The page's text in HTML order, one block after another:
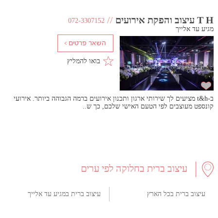
T H עיצוב והפקת אירועים //
072-3307152
מגיע עד אלייך
בואו להמליץ
ב-t&h מציעים לך שירותי ארגון ותכנון אירועים ברמה הגבוהה ביותר. אירועי
קונספט מעוצבים לפי הטעם האישי שלכם, כך ש..
עיצוב ברית בחלוקה לפי ערים
עיצוב ברית בכל הארץ עיצוב ברית במגיע עד אלייך